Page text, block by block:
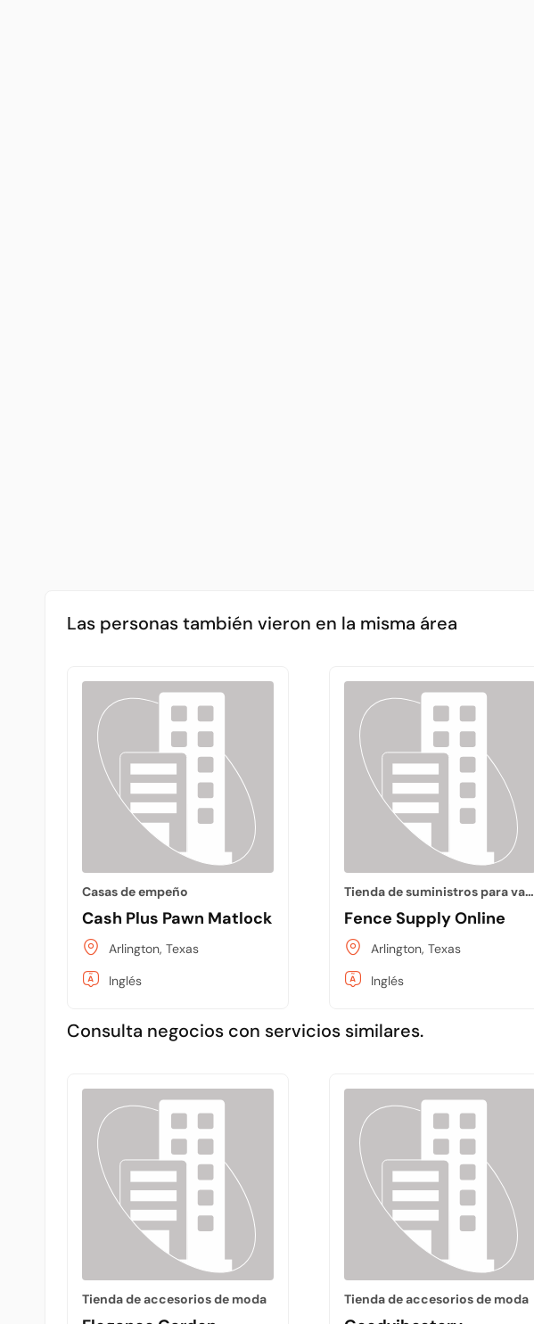
Las personas también vieron en la misma área
Casas de empeño
Cash Plus Pawn Matlock #8
Arlington, Texas
Inglés
Tienda de suministros para vallas
Fence Supply Online
Arlington, Texas
Inglés
Consulta negocios con servicios similares.
Tienda de accesorios de moda Tienda de accesorios de moda